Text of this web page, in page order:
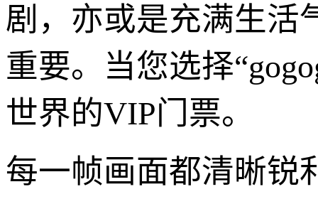
剧，亦或是充满生活
重要。当您选择
世界的VIP门票。
每一帧画面都清晰锐